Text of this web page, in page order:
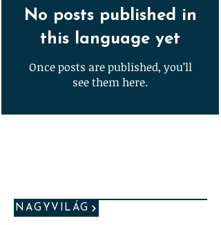
No posts published in
this language yet
Once posts are published, you’ll
see them here.
NAGYVILÁG